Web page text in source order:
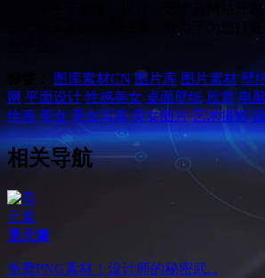
站，服务于创意、设计、艺术及网站开
图库素材CN 图片库 图片素材 壁
网 平面设计 性感美女 桌面壁纸 欣赏 电
绘画 美女 美女写真 美女图片 艺术摄影
相关导航
觅元素
免费PNG素材！设计师的秘密武...